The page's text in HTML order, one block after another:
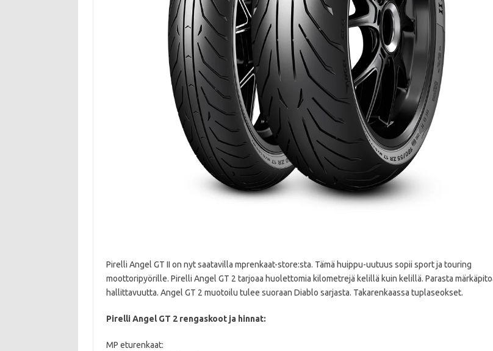
Pirelli Angel GT II on nyt saatavilla mprenkaat-store:sta. Tämä huippu-uutuus sopii sport ja touring
moottoripyörille. Pirelli Angel GT 2 tarjoaa huolettomia kilometrejä kelillä kuin kelillä. Parasta
hallittavuutta. Angel GT 2 muotoilu tulee suoraan Diablo sarjasta. Takarenkaassa tuplaseokset.
Pirelli Angel GT 2 rengaskoot ja hinnat:
MP eturenkaat: